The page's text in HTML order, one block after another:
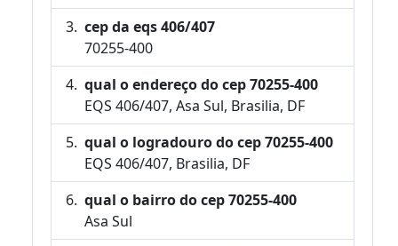
cep da eqs 406/407
70255-400
qual o endereço do cep 70255-400
EQS 406/407, Asa Sul, Brasilia, DF
qual o logradouro do cep 70255-400
EQS 406/407, Brasilia, DF
qual o bairro do cep 70255-400
Asa Sul